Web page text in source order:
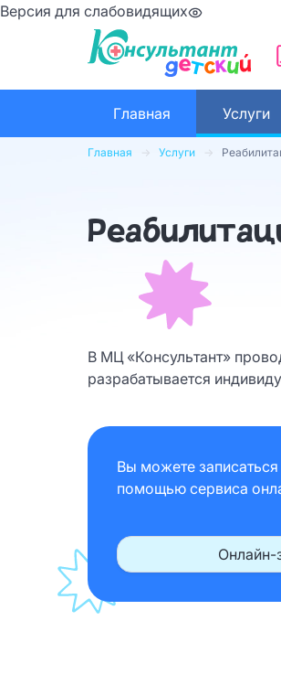
Версия для слабовидящих
Главная Услуги
Главная Услуги
В МЦ «Консультант»
разрабатывается
Вы можете
помощью сервиса
Онлайн-